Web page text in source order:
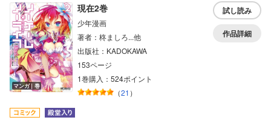
マンガ｜巻
現在2巻
少年漫画
著者：柊ましろ...他
出版社：KADOKAWA
153ページ
1巻購入：524ポイント
（21 ）
試し読み
作品詳細